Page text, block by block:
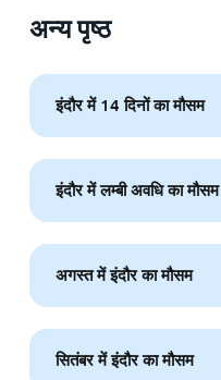
अन्य पृष्ठ
इंदौर में 14 दिनों का मौसम
इंदौर में लम्बी अवधि का मौसम
अगस्त में इंदौर का मौसम
सितंबर में इंदौर का मौसम